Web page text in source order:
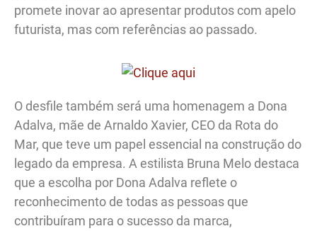
promete inovar ao apresentar produtos com apelo
futurista, mas com referências ao passado.
O desfile também será uma homenagem a Dona
Adalva, mãe de Arnaldo Xavier, CEO da Rota do
Mar, que teve um papel essencial na construção do
legado da empresa. A estilista Bruna Melo destaca
que a escolha por Dona Adalva reflete o
reconhecimento de todas as pessoas que
contribuíram para o sucesso da marca,